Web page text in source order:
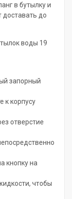
в бутылку и
доставать до
воды 19
запорный
к корпусу
отверстие
кнопку на
чтобы